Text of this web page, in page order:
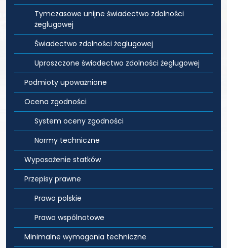
Tymczasowe unijne świadectwo zdolności
żeglugowej
Świadectwo zdolności żeglugowej
Uproszczone świadectwo zdolności żeglugowej
Podmioty upoważnione
Ocena zgodności
System oceny zgodności
Normy techniczne
Wyposażenie statków
Przepisy prawne
Prawo polskie
Prawo wspólnotowe
Minimalne wymagania techniczne